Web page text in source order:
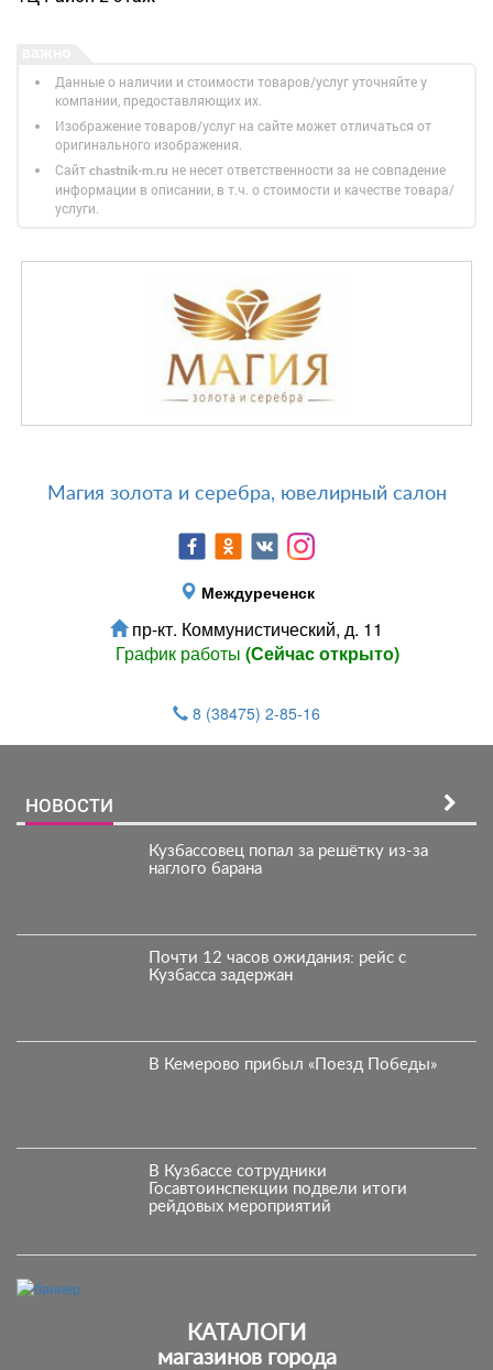
Данные о наличии и стоимости товаров/услуг уточняйте у
компании, предоставляющих их.
Изображение товаров/услуг на сайте может отличаться от
оригинального изображения.
Сайт chastnik-m.ru не несет ответственности за не совпадение
информации в описании, в т.ч. о стоимости и качестве товара/
услуги.
Магия золота и серебра, ювелирный салон
Междуреченск
пр-кт. Коммунистический, д. 11
График работы (Сейчас открыто)
8 (38475) 2-85-16
НОВОСТИ
Кузбассовец попал за решётку из-за
наглого барана
Почти 12 часов ожидания: рейс с
Кузбасса задержан
В Кемерово прибыл «Поезд Победы»
В Кузбассе сотрудники
Госавтоинспекции подвели итоги
рейдовых мероприятий
КАТАЛОГИ
магазинов города